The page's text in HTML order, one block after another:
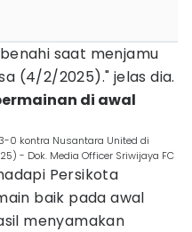
saat menjamu
(4/2/2025)." jelas dia.
di awal
0 kontra Nusantara United di
- Dok. Media Officer Sriwijaya FC
Persikota
baik pada awal
menyamakan